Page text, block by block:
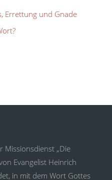
Errettung und Gnade
Missionsdienst „Die
Evangelist Heinrich
in mit dem Wort Gottes